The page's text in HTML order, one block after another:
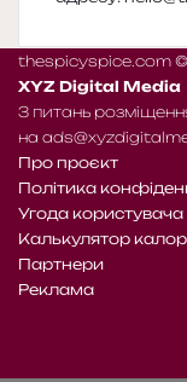
thespicyspice.com
XYZ Digital Media
З питань
на
Про проєкт
Політика
Угода користувача
Калькулятор
Партнери
Реклама